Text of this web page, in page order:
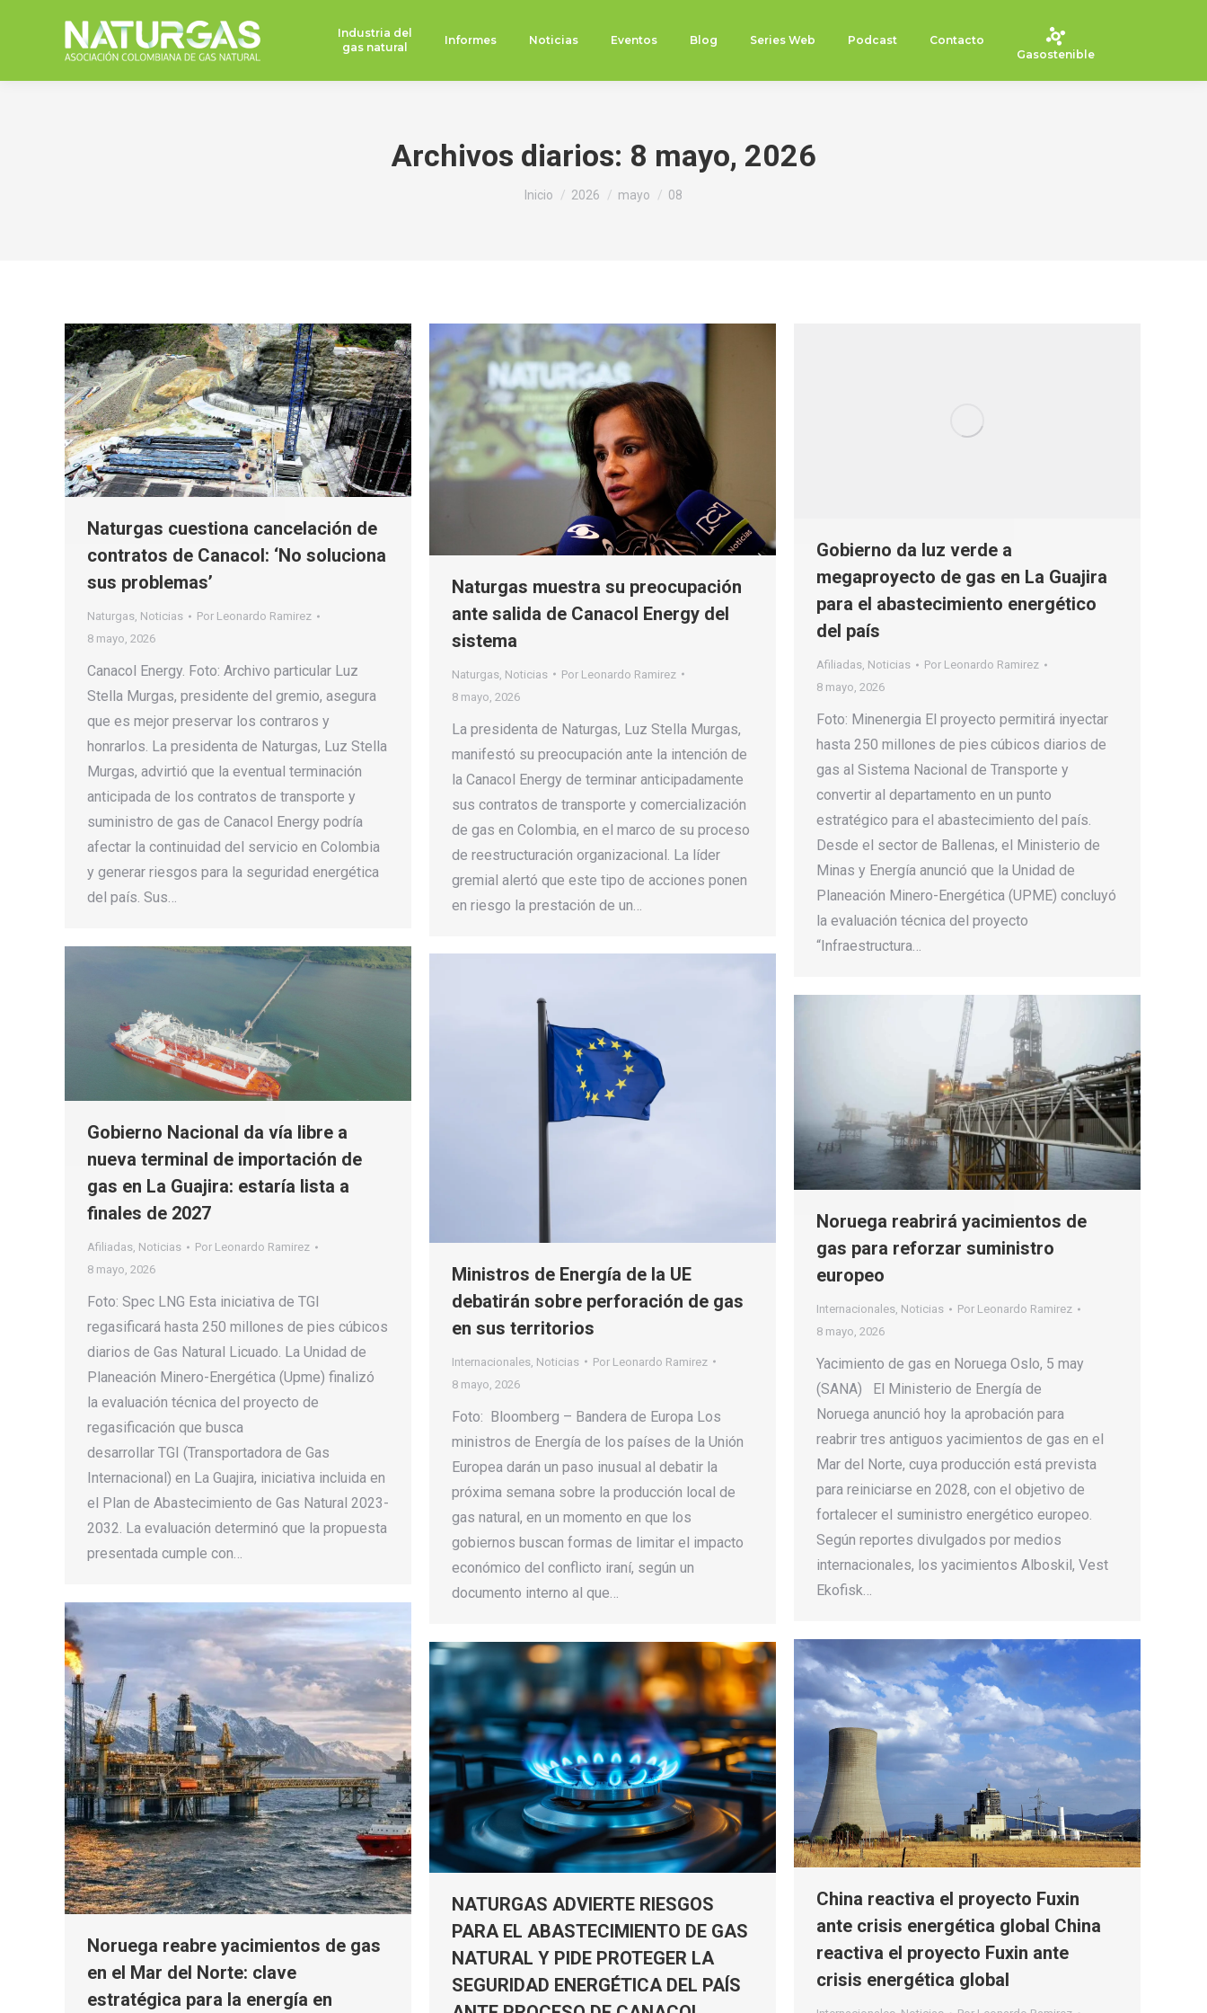
Industria del
gas natural
Informes Noticias Eventos Blog Series Web Podcast
Contacto
Gasostenible
Archivos diarios: 8 mayo, 2026
Estás aquí:
Inicio 2026 mayo 08
Naturgas cuestiona cancelación de
contratos de Canacol: ‘No soluciona
sus problemas’
Naturgas, Noticias Por Leonardo Ramirez
8 mayo, 2026
Canacol Energy. Foto: Archivo particular Luz
Stella Murgas, presidente del gremio, asegura
que es mejor preservar los contraros y
honrarlos. La presidenta de Naturgas, Luz Stella
Murgas, advirtió que la eventual terminación
anticipada de los contratos de transporte y
suministro de gas de Canacol Energy podría
afectar la continuidad del servicio en Colombia
y generar riesgos para la seguridad energética
del país. Sus…
Naturgas muestra su preocupación
ante salida de Canacol Energy del
sistema
Naturgas Noticias Por Leonardo Ramirez
8 mayo, 2026
La presidenta de Naturgas, Luz Stella Murgas,
manifestó su preocupación ante la intención de
la Canacol Energy de terminar anticipadamente
sus contratos de transporte y comercialización
de gas en Colombia, en el marco de su proceso
de reestructuración organizacional. La líder
gremial alertó que este tipo de acciones ponen
en riesgo la prestación de un…
Gobierno da luz verde a
megaproyecto de gas en La Guajira
para el abastecimiento energético
del país
Afiliadas, Noticias Por Leonardo Ramirez
8 mayo, 2026
Foto: Minenergia El proyecto permitirá inyectar
hasta 250 millones de pies cúbicos diarios de
gas al Sistema Nacional de Transporte y
convertir al departamento en un punto
estratégico para el abastecimiento del país.
Desde el sector de Ballenas, el Ministerio de
Minas y Energía anunció que la Unidad de
Planeación Minero-Energética (UPME) concluyó
la evaluación técnica del proyecto
“Infraestructura…
Gobierno Nacional da vía libre a
nueva terminal de importación de
gas en La Guajira: estaría lista a
finales de 2027
Afiliadas, Noticias Por Leonardo Ramirez
8 mayo, 2026
Foto: Spec LNG Esta iniciativa de TGI
regasificará hasta 250 millones de pies cúbicos
diarios de Gas Natural Licuado. La Unidad de
Planeación Minero-Energética (Upme) finalizó
la evaluación técnica del proyecto de
regasificación que busca
desarrollar TGI (Transportadora de Gas
Internacional) en La Guajira, iniciativa incluida en
el Plan de Abastecimiento de Gas Natural 2023-
2032. La evaluación determinó que la propuesta
presentada cumple con…
Ministros de Energía de la UE
debatirán sobre perforación de gas
en sus territorios
Internacionales Noticias Por Leonardo Ramirez
8 mayo, 2026
Foto: Bloomberg – Bandera de Europa Los
ministros de Energía de los países de la Unión
Europea darán un paso inusual al debatir la
próxima semana sobre la producción local de
gas natural, en un momento en que los
gobiernos buscan formas de limitar el impacto
económico del conflicto iraní, según un
documento interno al que…
Noruega reabrirá yacimientos de
gas para reforzar suministro
europeo
Internacionales, Noticias Por Leonardo Ramirez
8 mayo, 2026
Yacimiento de gas en Noruega Oslo, 5 may
(SANA) El Ministerio de Energía de
Noruega anunció hoy la aprobación para
reabrir tres antiguos yacimientos de gas en el
Mar del Norte, cuya producción está prevista
para reiniciarse en 2028, con el objetivo de
fortalecer el suministro energético europeo.
Según reportes divulgados por medios
internacionales, los yacimientos Alboskil, Vest
Ekofisk…
Noruega reabre yacimientos de gas
en el Mar del Norte: clave
estratégica para la energía en
China reactiva el proyecto Fuxin
ante crisis energética global China
reactiva el proyecto Fuxin ante
crisis energética global
NATURGAS ADVIERTE RIESGOS
PARA EL ABASTECIMIENTO DE GAS
NATURAL Y PIDE PROTEGER LA
SEGURIDAD ENERGÉTICA DEL PAÍS